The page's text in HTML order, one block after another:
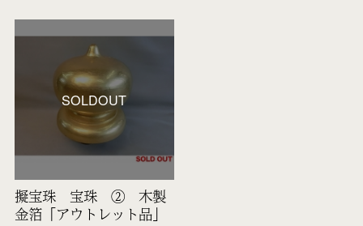
SOLDOUT
擬宝珠 宝珠 ② 木製
金箔「アウトレット品」